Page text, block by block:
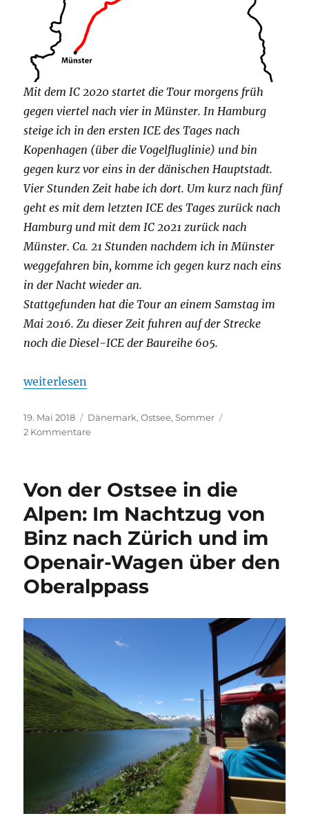
Mit dem IC 2020 startet die Tour morgens früh
gegen viertel nach vier in Münster. In Hamburg
steige ich in den ersten ICE des Tages nach
Kopenhagen (über die Vogelfluglinie) und bin
gegen kurz vor eins in der dänischen Hauptstadt.
Vier Stunden Zeit habe ich dort. Um kurz nach fünf
geht es mit dem letzten ICE des Tages zurück nach
Hamburg und mit dem IC 2021 zurück nach
Münster. Ca. 21 Stunden nachdem ich in Münster
weggefahren bin, komme ich gegen kurz nach eins
in der Nacht wieder an.
Stattgefunden hat die Tour an einem Samstag im
Mai 2016. Zu dieser Zeit fuhren auf der Strecke
noch die Diesel-ICE der Baureihe 605.
„Tagestour nach Kopenhagen“
weiterlesen
Veröffentlicht
am
19. Mai 2018 Kategorien
Dänemark,Ostsee,Sommer
2 Kommentarezu
Von der Ostsee in die
Alpen: Im Nachtzug von
Binz nach Zürich und im
Openair-Wagen über den
Oberalppass